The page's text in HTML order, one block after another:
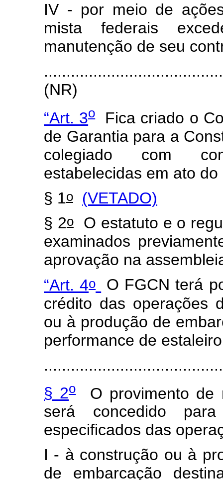
IV - por meio de
mista federais
manutenção de seu
(NR)
“Art. 3oFica criado o
de Garantia para a
colegiado com
estabelecidas em ato
§ 1o
(VETADO)
§ 2oO estatuto e o
examinados
aprovação na
“Art. 4o
O FGCN terá
crédito das operações
ou à produção de
performance de
§ 2oO provimento de
será concedido
especificados das
I - à construção ou à
de embarcação